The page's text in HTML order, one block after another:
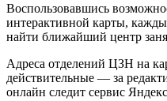
Воспользовавшись
интерактивной карты,
найти ближайший центр
Адреса отделений ЦЗН на
действительные — за
онлайн следит сервис